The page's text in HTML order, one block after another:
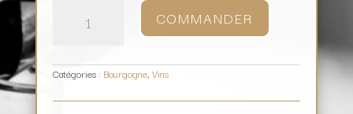
COMMANDER
Catégories : Bourgogne, Vins